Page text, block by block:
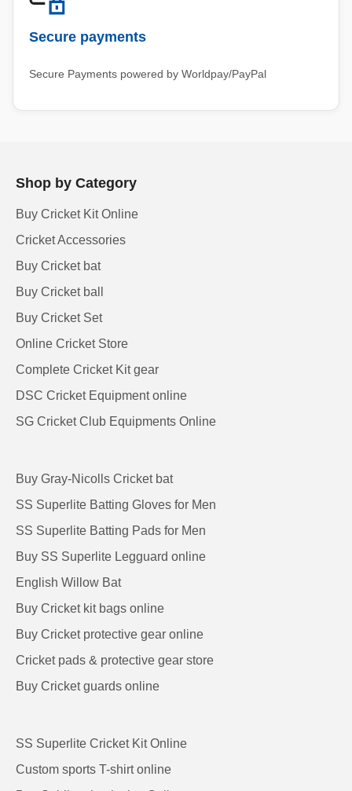
Secure payments
Secure Payments powered by Worldpay/PayPal
Shop by Category
Buy Cricket Kit Online
Cricket Accessories
Buy Cricket bat
Buy Cricket ball
Buy Cricket Set
Online Cricket Store
Complete Cricket Kit gear
DSC Cricket Equipment online
SG Cricket Club Equipments Online
Buy Gray-Nicolls Cricket bat
SS Superlite Batting Gloves for Men
SS Superlite Batting Pads for Men
Buy SS Superlite Legguard online
English Willow Bat
Buy Cricket kit bags online
Buy Cricket protective gear online
Cricket pads & protective gear store
Buy Cricket guards online
SS Superlite Cricket Kit Online
Custom sports T-shirt online